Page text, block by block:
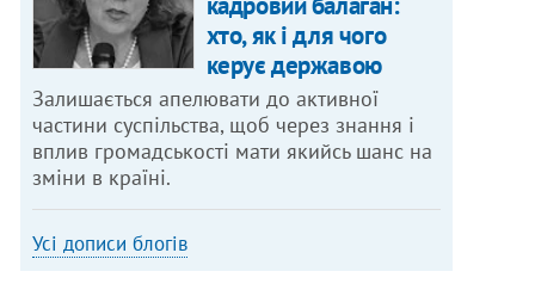
хто, як і для чого
керує державою
Залишається апелювати до активної
частини суспільства, щоб через знання і
вплив громадськості мати якийсь шанс на
зміни в країні.
Усі дописи блогів